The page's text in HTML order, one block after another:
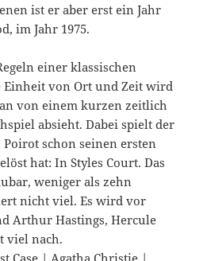
ist er aber erst ein Jahr
im Jahr 1975.
einer klassischen
Einheit von Ort und Zeit wird
von einem kurzen zeitlich
absieht. Dabei spielt der
schon seinen ersten
hat: In Styles Court. Das
weniger als zehn
nicht viel. Es wird vor
Arthur Hastings, Hercule
viel nach.